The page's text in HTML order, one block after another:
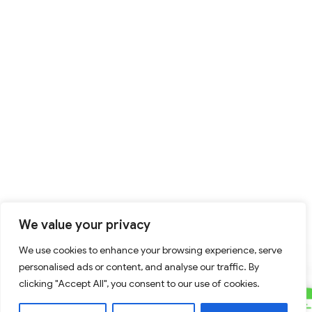
We value your privacy
We use cookies to enhance your browsing experience, serve
personalised ads or content, and analyse our traffic. By
clicking "Accept All", you consent to our use of cookies.